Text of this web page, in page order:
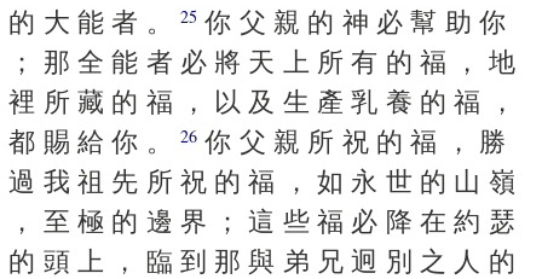
的 大 能 者 。
25 你 父 親 的 神 必 幫 助 你
； 那 全 能 者 必 將 天 上 所 有 的 福 ， 地
裡 所 藏 的 福 ， 以 及 生 產 乳 養 的 福 ，
都 賜 給 你 。
26 你 父 親 所 祝 的 福 ， 勝
過 我 祖 先 所 祝 的 福 ， 如 永 世 的 山 嶺
， 至 極 的 邊 界 ； 這 些 福 必 降 在 約 瑟
的 頭 上 ， 臨 到 那 與 弟 兄 迥 別 之 人 的